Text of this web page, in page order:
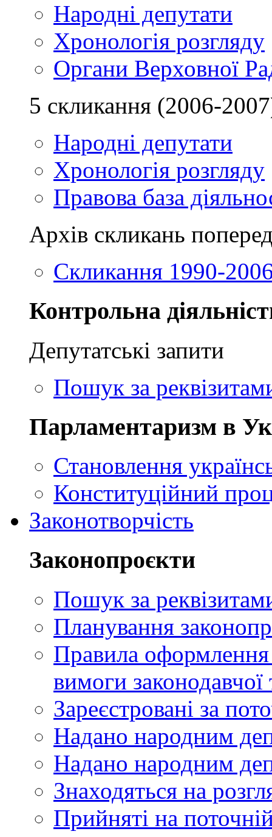
Народні депутати
Хронологія розгляду
Органи Верховної
5 скликання (2006-
Народні депутати
Хронологія розгляду
Правова база
Архів скликань
Скликання 1990-
Контрольна
Депутатські запити
Пошук за
Парламентаризм в
Становлення
Конституційний
Законотворчість
Законопроєкти
Пошук за
Планування
Правила оформлення
вимоги законодавчої
Зареєстровані за
Надано народним
Надано народним
Знаходяться на
Прийняті на поточній